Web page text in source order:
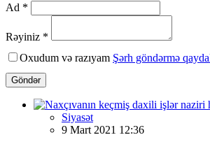
Ad *
Rəyiniz *
Oxudum və razıyam Şərh göndərmə
Göndər
Siyasət
9 Mart 2021 12:36